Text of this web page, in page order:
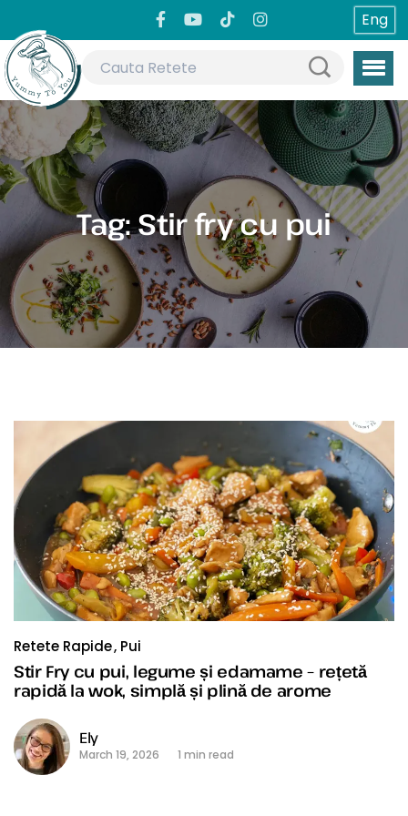
Eng
Tag:Stir fry cu pui
Retete Rapide Pui
Stir Fry cu pui, legume și edamame – rețetă
rapidă la wok, simplă și plină de arome
Ely
March 19, 2026 1 min read